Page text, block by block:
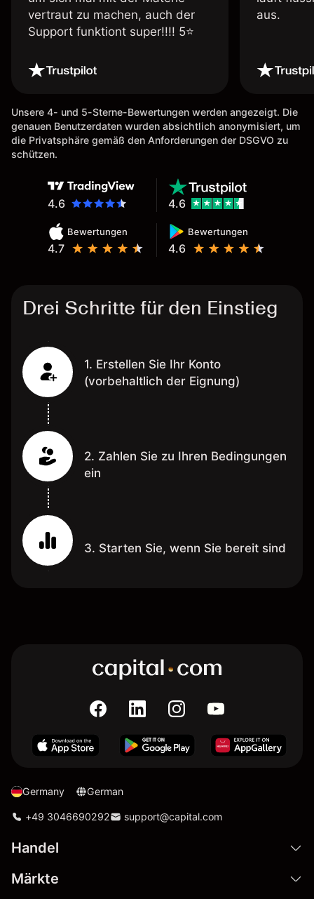
vertraut zu machen, auch der
Support funktiont super!!!! 5⭐️
aus.
Unsere 4- und 5-Sterne-Bewertungen werden angezeigt. Die
genauen Benutzerdaten wurden absichtlich anonymisiert, um
die Privatsphäre gemäß den Anforderungen der DSGVO zu
schützen.
4.6
Bewertungen
4.7
Bewertungen
4.6
4.6
Drei Schritte für den Einstieg
1. Erstellen Sie Ihr Konto
(vorbehaltlich der Eignung)
2. Zahlen Sie zu Ihren Bedingungen
ein
3. Starten Sie, wenn Sie bereit sind
Germany German
+49 3046690292 support@capital.com
Handel
Märkte